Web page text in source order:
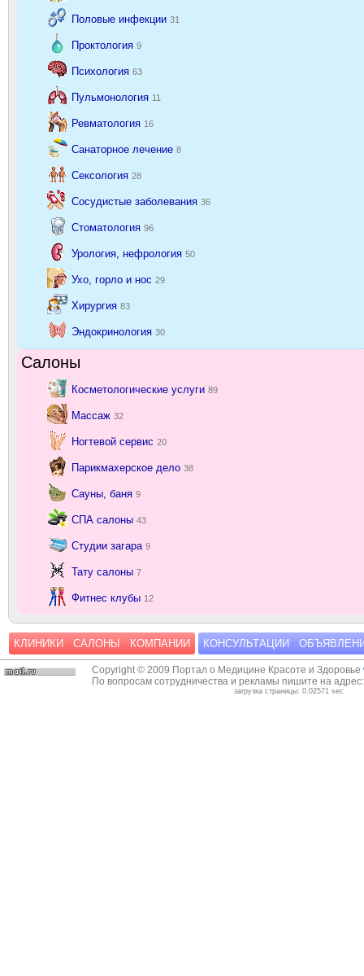
Половые инфекции 31
Проктология 9
Психология 63
Пульмонология 11
Ревматология 16
Санаторное лечение 8
Сексология 28
Сосудистые заболевания 36
Стоматология 96
Урология, нефрология 50
Ухо, горло и нос 29
Хирургия 83
Эндокринология 30
Салоны
Косметологические услуги 89
Массаж 32
Ногтевой сервис 20
Парикмахерское дело 38
Сауны, баня 9
СПА салоны 43
Студии загара 9
Тату салоны 7
Фитнес клубы 12
КЛИНИКИ САЛОНЫ КОМПАНИИ КОНСУЛЬТАЦИИ
Copyright © 2009 Портал о Медицине Красоте и Здоровье
По вопросам сотрудничества и рекламы пишите на
загрузка страницы: 0.02571 sec